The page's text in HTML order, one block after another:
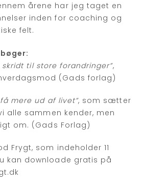
årene har jeg taget en
inden for coaching og
felt.
skridt til store forandringer”,
(Gads forlag)
mere ud af livet”, som sætter
alle sammen kender, men
om. (Gads Forlag)
Frygt, som indeholder 11
kan downloade gratis på